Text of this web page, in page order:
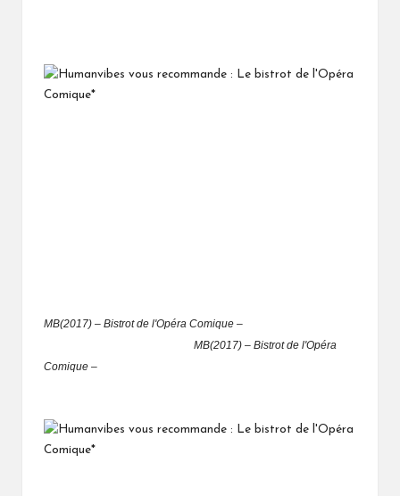
MB(2017) – Bistrot de l'Opéra Comique –
MB(2017) – Bistrot de l'Opéra
Comique –